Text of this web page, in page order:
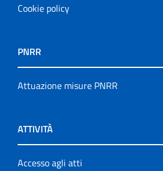
Rapporti ISTISAN
Servizi offerti
Strumenti di riferimento
The NECOBELAC project
Cookie policy
PNRR
Attuazione misure PNRR
ATTIVITÀ
Accesso agli atti